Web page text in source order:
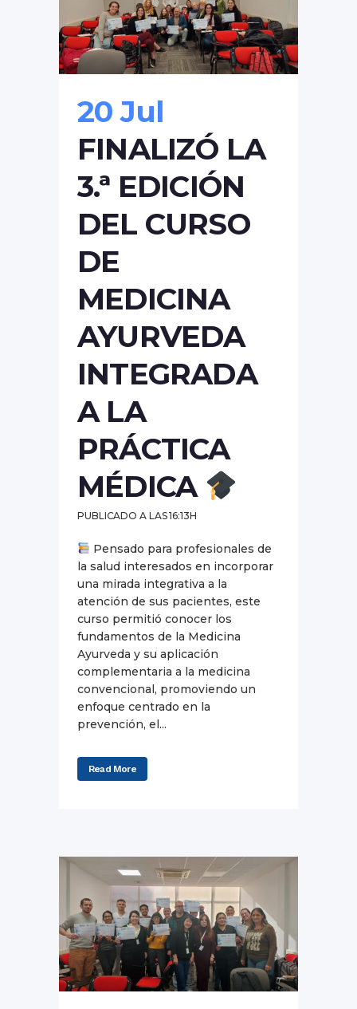
20 Jul
FINALIZÓ LA
3.ª EDICIÓN
DEL CURSO
DE
MEDICINA
AYURVEDA
INTEGRADA
A LA
PRÁCTICA
MÉDICA
PUBLICADO A LAS 16:13H
Pensado para profesionales de
la salud interesados en incorporar
una mirada integrativa a la
atención de sus pacientes, este
curso permitió conocer los
fundamentos de la Medicina
Ayurveda y su aplicación
complementaria a la medicina
convencional, promoviendo un
enfoque centrado en la
prevención, el...
Read More